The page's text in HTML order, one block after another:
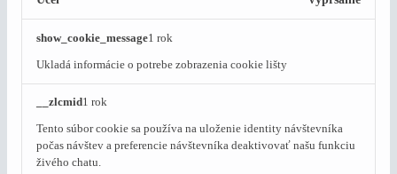
show_cookie_message
Ukladá informácie o potrebe zobrazenia cookie lišty
1 rok
__zlcmid
Tento súbor cookie sa používa na uloženie identity návštevníka
počas návštev a preferencie návštevníka deaktivovať našu funkciu
živého chatu.
1 rok